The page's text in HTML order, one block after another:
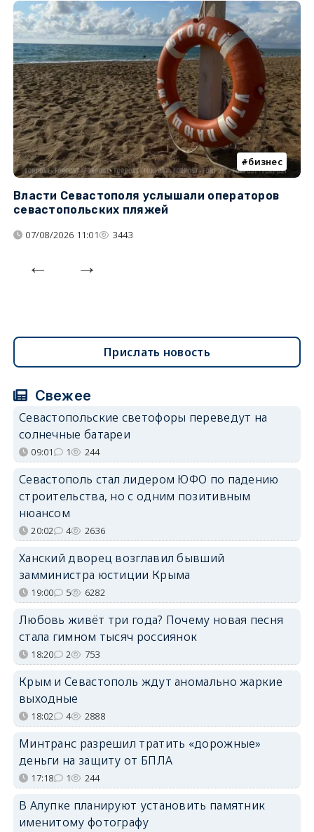
бизнес
Власти Севастополя услышали операторов
севастопольских пляжей
07/08/2026 11:01 3443
Прислать новость
Свежее
Севастопольские светофоры переведут на
солнечные батареи
09:01 1 244
Севастополь стал лидером ЮФО по падению
строительства, но с одним позитивным
нюансом
20:02 4 2636
Ханский дворец возглавил бывший
замминистра юстиции Крыма
19:00 5 6282
Любовь живёт три года? Почему новая песня
стала гимном тысяч россиянок
18:20 2 753
Крым и Севастополь ждут аномально жаркие
выходные
18:02 4 2888
Минтранс разрешил тратить «дорожные»
деньги на защиту от БПЛА
17:18 1 244
В Алупке планируют установить памятник
именитому фотографу